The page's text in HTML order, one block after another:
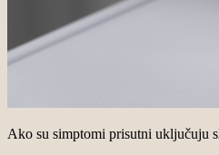
Ako su simptomi prisutni uključuju